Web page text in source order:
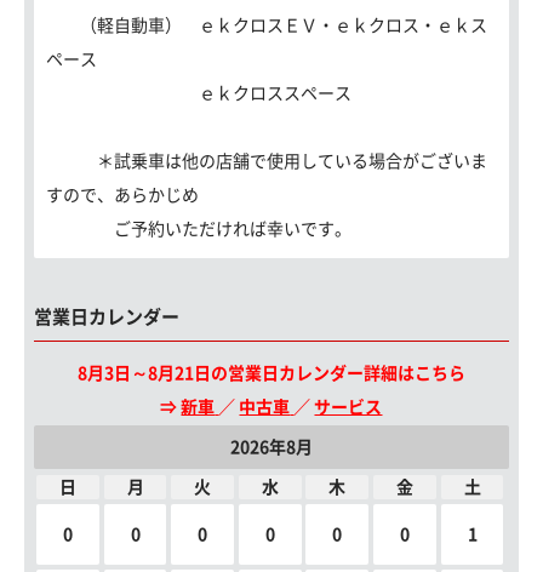
（軽自動車） ｅｋクロスＥＶ・ｅｋクロス・ｅｋス
ペース
ｅｋクロススペース
＊試乗車は他の店舗で使用している場合がございま
すので、あらかじめ
ご予約いただければ幸いです。
営業日カレンダー
8月3日～8月21日の営業日カレンダー詳細はこちら
⇒新車 ／ 中古車 ／サービス
2026年8月
日 月 火 水 木 金 土
0 0 0 0 0 0 1